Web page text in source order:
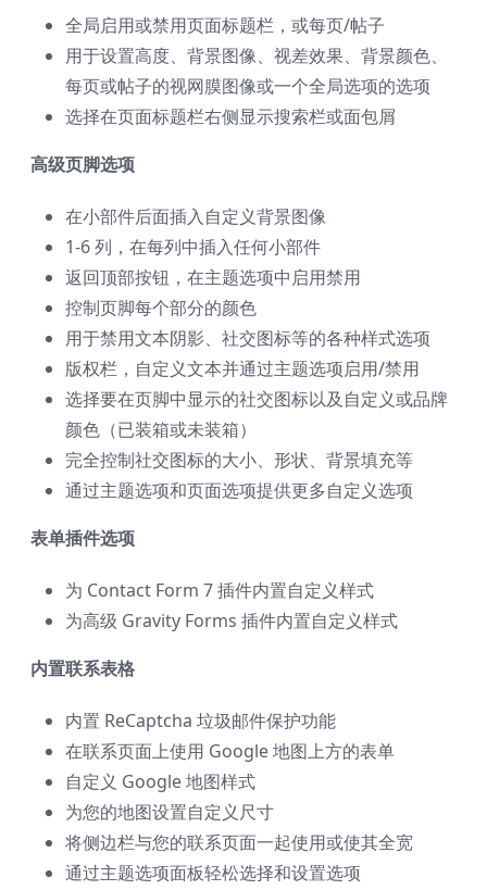
全局启用或禁用页面标题栏，或每页/帖子
用于设置高度、背景图像、视差效果、背景颜色、
每页或帖子的视网膜图像或一个全局选项的选项
选择在页面标题栏右侧显示搜索栏或面包屑
高级页脚选项
在小部件后面插入自定义背景图像
1-6 列，在每列中插入任何小部件
返回顶部按钮，在主题选项中启用禁用
控制页脚每个部分的颜色
用于禁用文本阴影、社交图标等的各种样式选项
版权栏，自定义文本并通过主题选项启用/禁用
选择要在页脚中显示的社交图标以及自定义或品牌
颜色（已装箱或未装箱）
完全控制社交图标的大小、形状、背景填充等
通过主题选项和页面选项提供更多自定义选项
表单插件选项
为 Contact Form 7 插件内置自定义样式
为高级 Gravity Forms 插件内置自定义样式
内置联系表格
内置 ReCaptcha 垃圾邮件保护功能
在联系页面上使用 Google 地图上方的表单
自定义 Google 地图样式
为您的地图设置自定义尺寸
将侧边栏与您的联系页面一起使用或使其全宽
通过主题选项面板轻松选择和设置选项